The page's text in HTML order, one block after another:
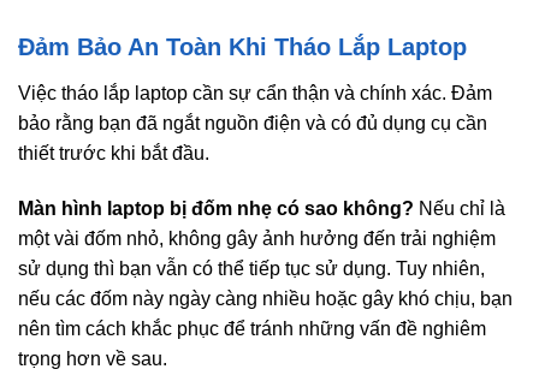
Đảm Bảo An Toàn Khi Tháo Lắp Laptop
Việc tháo lắp laptop cần sự cẩn thận và chính xác. Đảm
bảo rằng bạn đã ngắt nguồn điện và có đủ dụng cụ cần
thiết trước khi bắt đầu.
Màn hình laptop bị đốm nhẹ có sao không? Nếu chỉ là
một vài đốm nhỏ, không gây ảnh hưởng đến trải nghiệm
sử dụng thì bạn vẫn có thể tiếp tục sử dụng. Tuy nhiên,
nếu các đốm này ngày càng nhiều hoặc gây khó chịu, bạn
nên tìm cách khắc phục để tránh những vấn đề nghiêm
trọng hơn về sau.